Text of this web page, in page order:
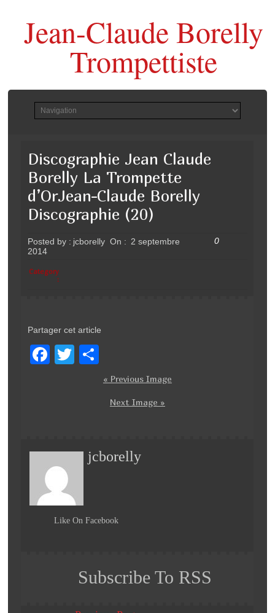
Jean-Claude Borelly
Trompettiste
Discographie Jean Claude
Borelly La Trompette
d’OrJean-Claude Borelly
Discographie (20)
Posted by : jcborelly On : 2 septembre
2014
0
Category
:
Partager cet article
F
o
o
k
T
ar
ta
« Previous Image
Next Image »
jcborelly
Like On Facebook
Subscribe To RSS